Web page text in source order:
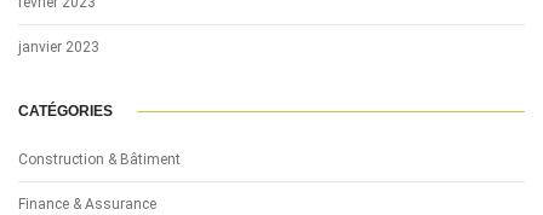
janvier 2023
CATÉGORIES
Construction & Bâtiment
Finance & Assurance